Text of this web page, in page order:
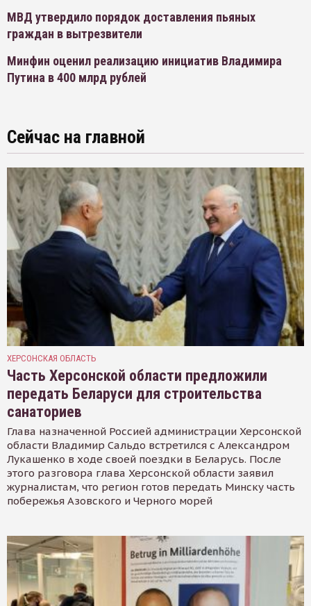
МВД утвердило порядок доставления пьяных
граждан в вытрезвители
Минфин оценил реализацию инициатив Владимира
Путина в 400 млрд рублей
Сейчас на главной
ХЕРСОНСКАЯ ОБЛАСТЬ
Часть Херсонской области предложили
передать Беларуси для строительства
санаториев
Глава назначенной Россией администрации Херсонской
области Владимир Сальдо встретился с Александром
Лукашенко в ходе своей поездки в Беларусь. После
этого разговора глава Херсонской области заявил
журналистам, что регион готов передать Минску часть
побережья Азовского и Черного морей